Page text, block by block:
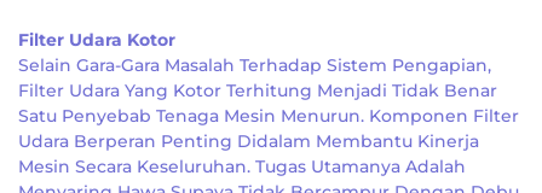
Filter Udara Kotor
Selain Gara-Gara Masalah Terhadap Sistem Pengapian,
Filter Udara Yang Kotor Terhitung Menjadi Tidak Benar
Satu Penyebab Tenaga Mesin Menurun. Komponen Filter
Udara Berperan Penting Didalam Membantu Kinerja
Mesin Secara Keseluruhan. Tugas Utamanya Adalah